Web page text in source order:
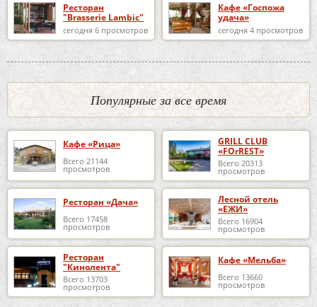
Ресторан
"Brasserie Lambic"
сегодня 6 просмотров
Кафе «Госпожа
удача»
сегодня 4 просмотров
Популярные за все время
Кафе «Рица»
Всего 21144
просмотров
GRILL CLUB
«FOrREST»
Всего 20313
просмотров
Ресторан «Дача»
Всего 17458
просмотров
Лесной отель
«ЕЖИ»
Всего 16904
просмотров
Ресторан
"Кинолента"
Всего 13703
просмотров
Кафе «Мельба»
Всего 13660
просмотров